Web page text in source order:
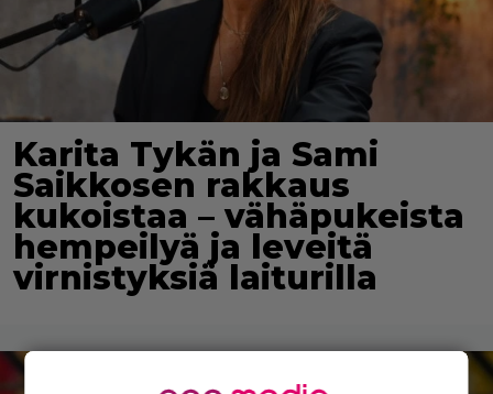
Karita Tykän ja Sami
Saikkosen rakkaus
kukoistaa – vähäpukeista
hempeilyä ja leveitä
virnistyksiä laiturilla